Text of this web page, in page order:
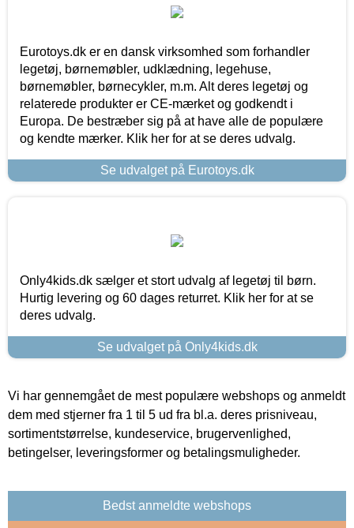
Eurotoys.dk er en dansk virksomhed som forhandler
legetøj, børnemøbler, udklædning, legehuse,
børnemøbler, børnecykler, m.m. Alt deres legetøj og
relaterede produkter er CE-mærket og godkendt i
Europa. De bestræber sig på at have alle de populære
og kendte mærker. Klik her for at se deres udvalg.
Se udvalget på Eurotoys.dk
Only4kids.dk sælger et stort udvalg af legetøj til børn.
Hurtig levering og 60 dages returret. Klik her for at se
deres udvalg.
Se udvalget på Only4kids.dk
Vi har gennemgået de mest populære webshops og anmeldt
dem med stjerner fra 1 til 5 ud fra bl.a. deres prisniveau,
sortimentstørrelse, kundeservice, brugervenlighed,
betingelser, leveringsformer og betalingsmuligheder.
Bedst anmeldte webshops